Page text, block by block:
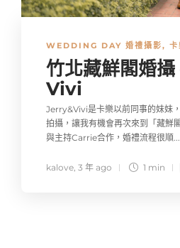
WEDDING DAY 婚禮攝影, 卡
竹北藏鮮閣婚
Vivi
Jerry&Vivi是卡樂以前同事的妹妹
拍攝，讓我有機會再次來到「藏鮮
與主持Carrie合作，婚禮流程很順...
kalove 3 年 ago 1 min